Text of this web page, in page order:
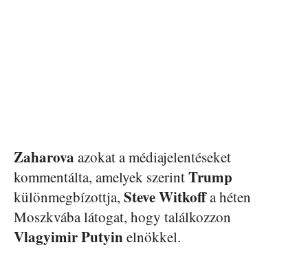
Zaharova azokat a médiajelentéseket
kommentálta, amelyek szerintTrump
különmegbízottja, SteveWitkoffa héten
Moszkvába látogat, hogy találkozzon
VlagyimirPutyinelnökkel.